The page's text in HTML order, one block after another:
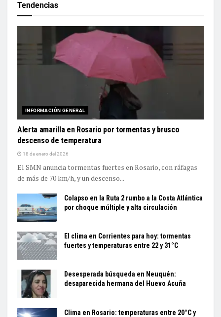
Tendencias
INFORMACIÓN GENERAL
Alerta amarilla en Rosario por tormentas y brusco
descenso de temperatura
18 de enero del 2026
El SMN anuncia tormentas fuertes en Rosario, con ráfagas
de más de 70 km/h, y un descenso...
Colapso en la Ruta 2 rumbo a la Costa Atlántica
por choque múltiple y alta circulación
El clima en Corrientes para hoy: tormentas
fuertes y temperaturas entre 22 y 31°C
Desesperada búsqueda en Neuquén:
desaparecida hermana del Huevo Acuña
Clima en Rosario: temperaturas entre 20°C y